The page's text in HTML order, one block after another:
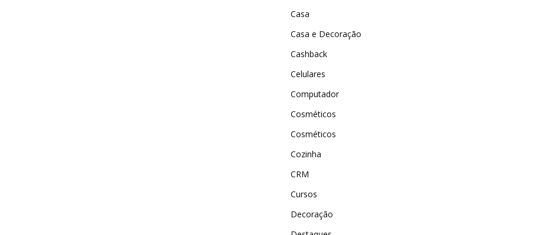
Casa
Casa e Decoração
Cashback
Celulares
Computador
Cosméticos
Cosméticos
Cozinha
CRM
Cursos
Decoração